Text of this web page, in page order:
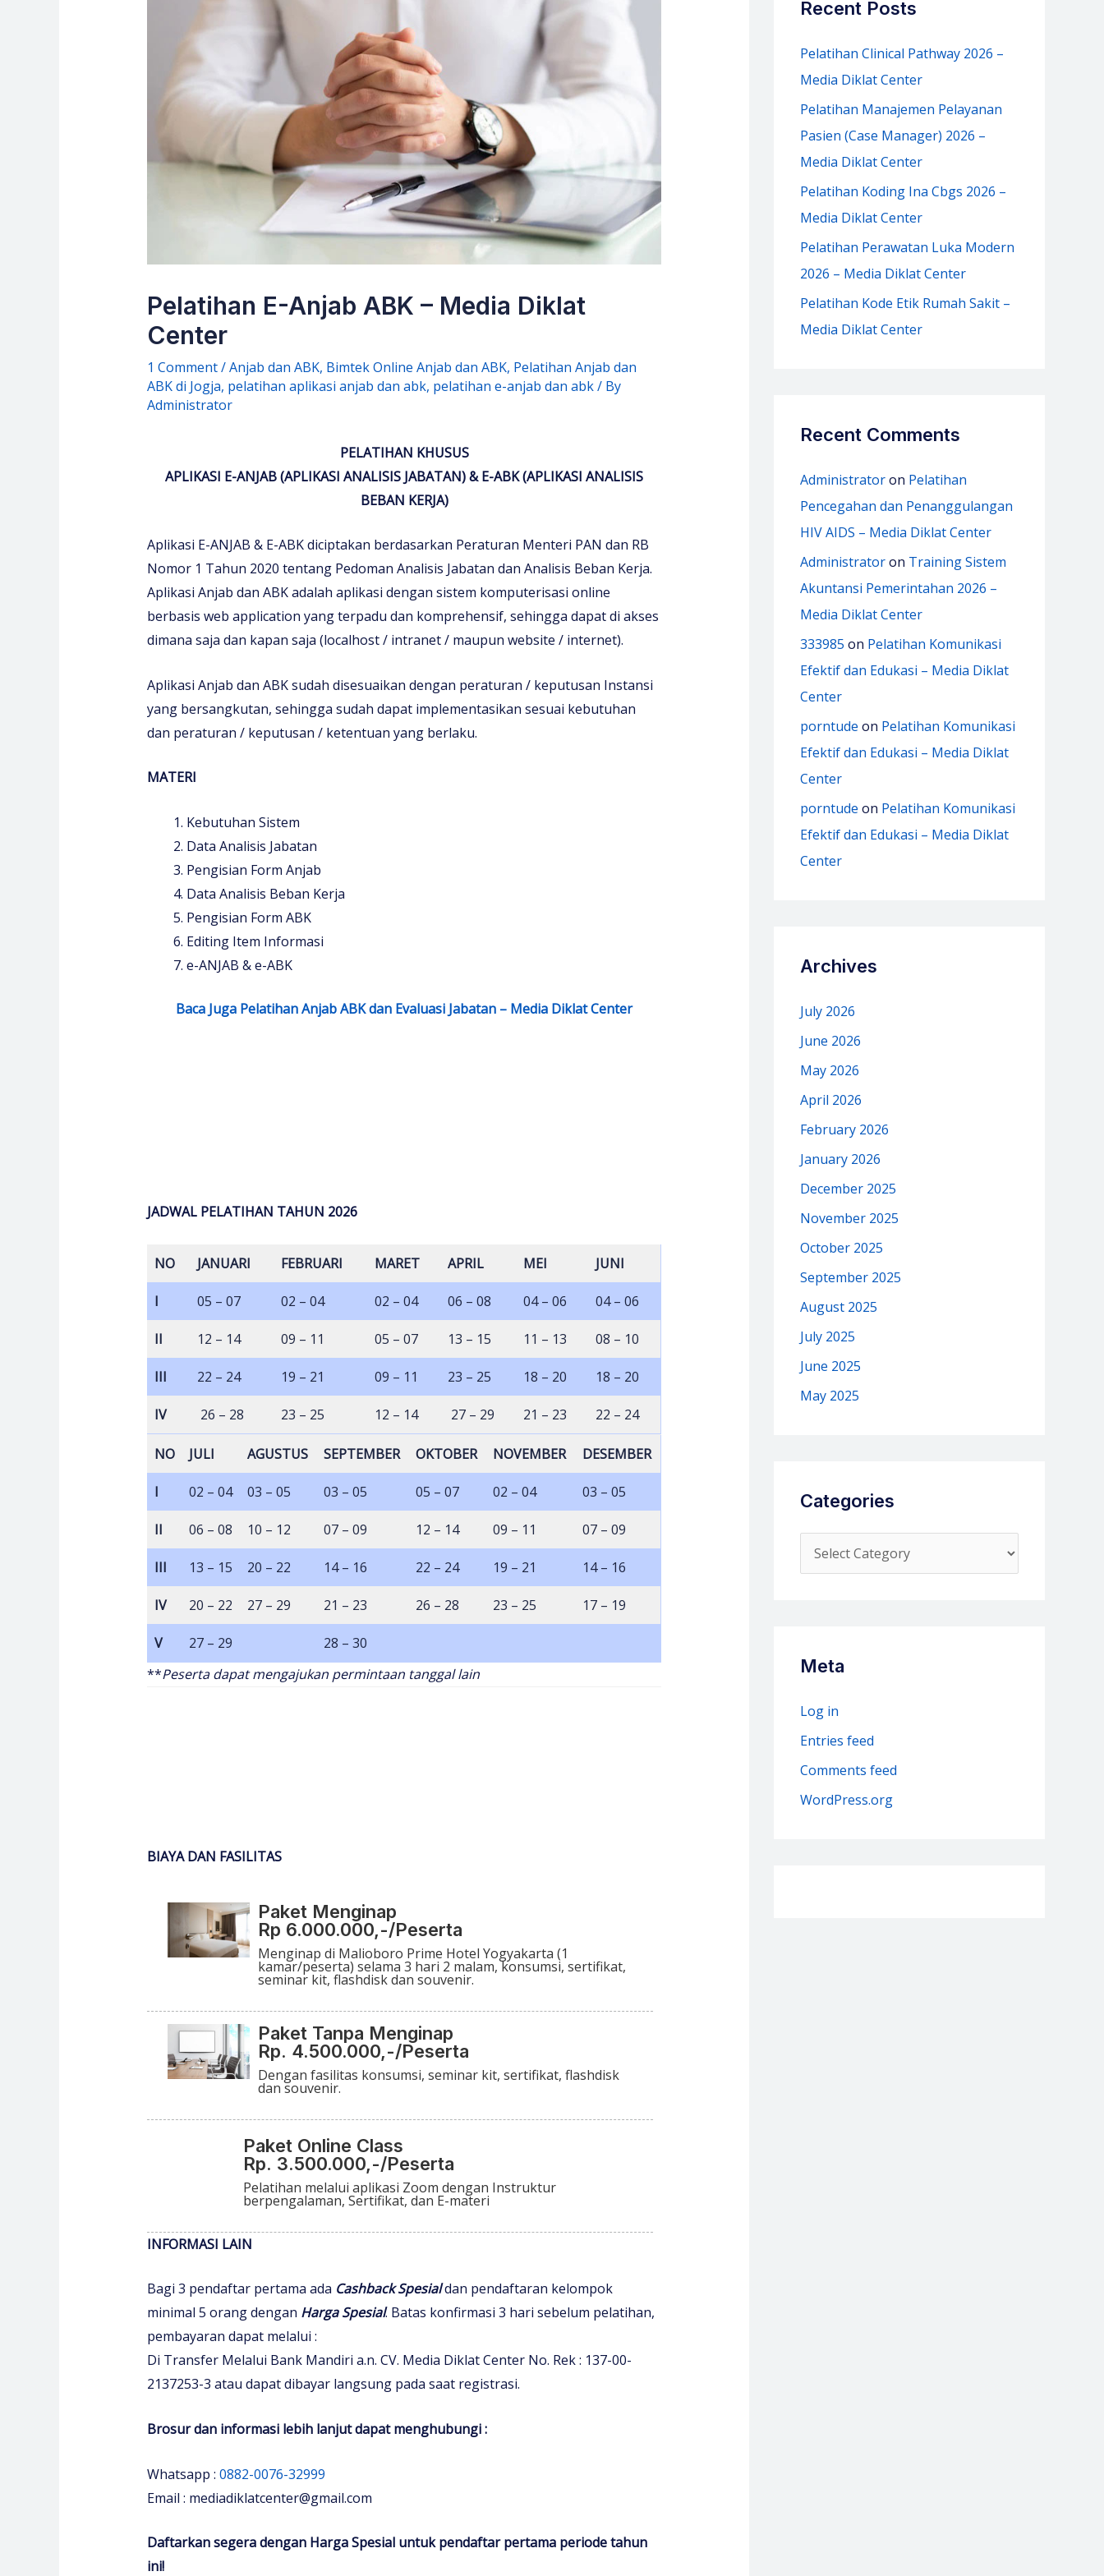
Pelatihan E-Anjab ABK – Media Diklat
Center
1 Comment/Anjab dan ABK, Bimtek Online Anjab dan ABK, Pelatihan Anjab dan
ABK di Jogja, pelatihan aplikasi anjab dan abk, pelatihan e-anjab dan abk/ By
Administrator
PELATIHAN KHUSUS
APLIKASI E-ANJAB (APLIKASI ANALISIS JABATAN) & E-ABK (APLIKASI ANALISIS
BEBAN KERJA)
Aplikasi E-ANJAB & E-ABK diciptakan berdasarkan Peraturan Menteri PAN dan RB
Nomor 1 Tahun 2020 tentang Pedoman Analisis Jabatan dan Analisis Beban Kerja.
Aplikasi Anjab dan ABK adalah aplikasi dengan sistem komputerisasi online
berbasis web application yang terpadu dan komprehensif, sehingga dapat di akses
dimana saja dan kapan saja (localhost / intranet / maupun website / internet).
Aplikasi Anjab dan ABK sudah disesuaikan dengan peraturan / keputusan Instansi
yang bersangkutan, sehingga sudah dapat implementasikan sesuai kebutuhan
dan peraturan / keputusan / ketentuan yang berlaku.
MATERI
Kebutuhan Sistem
Data Analisis Jabatan
Pengisian Form Anjab
Data Analisis Beban Kerja
Pengisian Form ABK
Editing Item Informasi
e-ANJAB & e-ABK
Baca Juga Pelatihan Anjab ABK dan Evaluasi Jabatan – Media Diklat Center
JADWAL PELATIHAN TAHUN 2026
NO JANUARI FEBRUARI MARET APRIL MEI JUNI
I 05 – 07 02 – 04 02 – 04 06 – 08 04 – 06 04 – 06
II 12 – 14 09 – 11 05 – 07 13 – 15 11 – 13 08 – 10
III 22 – 24 19 – 21 09 – 11 23 – 25 18 – 20 18 – 20
IV 26 – 28 23 – 25 12 – 14 27 – 29 21 – 23 22 – 24
NO JULI AGUSTUS SEPTEMBER OKTOBER NOVEMBER DESEMBER
I 02 – 04 03 – 05 03 – 05 05 – 07 02 – 04 03 – 05
II 06 – 08 10 – 12 07 – 09 12 – 14 09 – 11 07 – 09
III 13 – 15 20 – 22 14 – 16 22 – 24 19 – 21 14 – 16
IV 20 – 22 27 – 29 21 – 23 26 – 28 23 – 25 17 – 19
V 27 – 29
28 – 30
**Peserta dapat mengajukan permintaan tanggal lain
BIAYA DAN FASILITAS
Paket Menginap
Rp 6.000.000,-/Peserta
Menginap di Malioboro Prime Hotel Yogyakarta (1
kamar/peserta) selama 3 hari 2 malam, konsumsi, sertifikat,
seminar kit, flashdisk dan souvenir.
Paket Tanpa Menginap
Rp. 4.500.000,-/Peserta
Dengan fasilitas konsumsi, seminar kit, sertifikat, flashdisk
dan souvenir.
Paket Online Class
Rp. 3.500.000,-/Peserta
Pelatihan melalui aplikasi Zoom dengan Instruktur
berpengalaman, Sertifikat, dan E-materi
INFORMASI LAIN
Bagi 3 pendaftar pertama ada Cashback Spesialdan pendaftaran kelompok
minimal 5 orang dengan Harga Spesial. Batas konfirmasi 3 hari sebelum pelatihan,
pembayaran dapat melalui :
Di Transfer Melalui Bank Mandiri a.n. CV. Media Diklat Center No. Rek : 137-00-
2137253-3 atau dapat dibayar langsung pada saat registrasi.
Brosur dan informasi lebih lanjut dapat menghubungi :
Whatsapp : 0882-0076-32999
Email : mediadiklatcenter@gmail.com
Daftarkan segera dengan Harga Spesial untuk pendaftar pertama periode tahun
ini!
h
f
o
Recent Posts
Pelatihan Clinical Pathway 2026 –
Media Diklat Center
Pelatihan Manajemen Pelayanan
Pasien (Case Manager) 2026 –
Media Diklat Center
Pelatihan Koding Ina Cbgs 2026 –
Media Diklat Center
Pelatihan Perawatan Luka Modern
2026 – Media Diklat Center
Pelatihan Kode Etik Rumah Sakit –
Media Diklat Center
Recent Comments
Administratoron Pelatihan
Pencegahan dan Penanggulangan
HIV AIDS – Media Diklat Center
Administratoron Training Sistem
Akuntansi Pemerintahan 2026 –
Media Diklat Center
333985 on Pelatihan Komunikasi
Efektif dan Edukasi – Media Diklat
Center
porntude on Pelatihan Komunikasi
Efektif dan Edukasi – Media Diklat
Center
porntude on Pelatihan Komunikasi
Efektif dan Edukasi – Media Diklat
Center
Archives
July 2026
June 2026
May 2026
April 2026
February 2026
January 2026
December 2025
November 2025
October 2025
September 2025
August 2025
July 2025
June 2025
May 2025
Categories
a
o
r
Meta
Log in
Entries feed
Comments feed
WordPress.org